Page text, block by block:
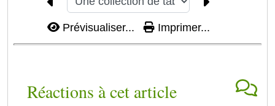
Prévisualiser... Imprimer...
Réactions à cet article